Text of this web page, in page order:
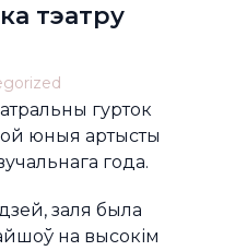
тэатру
гурток
юныя артысты
года.
заля была
на высокім